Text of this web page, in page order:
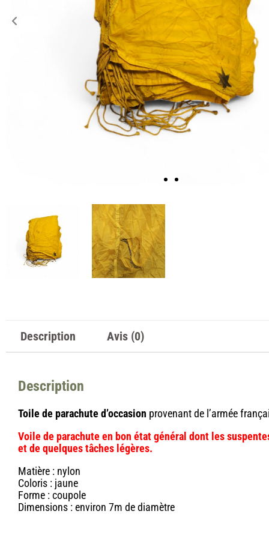
Description Avis (0)
Description
Toile de parachute d’occasion provenant de l’armée
Voile de parachute en bon état général dont les
et de quelques tâches légères.
Matière : nylon
Coloris : jaune
Forme : coupole
Dimensions : environ 7m de diamètre